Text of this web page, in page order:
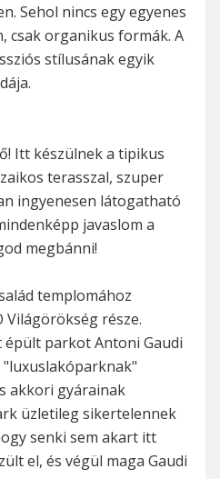
Sehol nincs egy egyenes
csak organikus formák. A
stílusának egyik
Itt készülnek a tipikus
terasszal, szuper
ingyenesen látogatható
javaslom a
megbánni!
templomához
Világörökség része.
épült parkot Antoni Gaudi
akkori gyárainak
üzletileg sikertelennek
senki sem akart itt
el, és végül maga Gaudi